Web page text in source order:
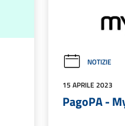
NOTIZIE
15 APRILE 2023
PagoPA -